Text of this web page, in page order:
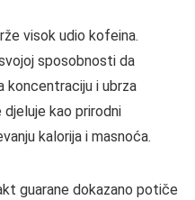
visok udio kofeina.
sposobnosti da
koncentraciju i ubrza
kao prirodni
kalorija i masnoća.
guarane dokazano potiče